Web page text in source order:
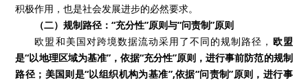
积极作用，也是社会发展进步的必然要求。
（二）规制路径：“充分性”原则与“问责制”原则
欧盟和美国对跨境数据流动采用了不同的规制路径， 欧盟
是“以地理区域为基准”，依据“充分性”原则，进行事前防范的规制
路径；美国则是“以组织机构为基准”,依据“问责制”原则，进行事